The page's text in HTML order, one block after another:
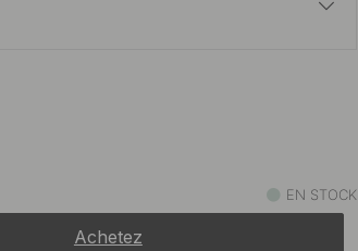
En stock
EN STOCK
Achetez